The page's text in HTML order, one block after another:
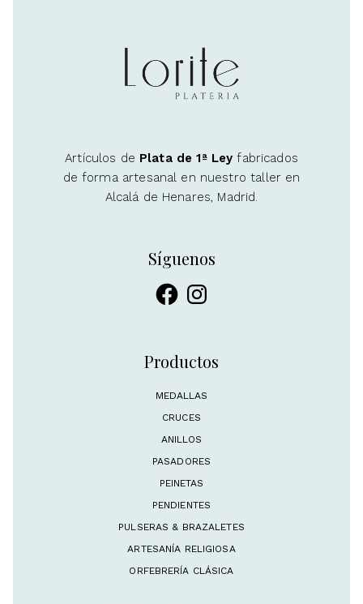
Artículos de Plata de 1ª Ley fabricados
de forma artesanal en nuestro taller en
Alcalá de Henares, Madrid.
Síguenos
FacebookInstagram
Productos
MEDALLAS
CRUCES
ANILLOS
PASADORES
PEINETAS
PENDIENTES
PULSERAS & BRAZALETES
ARTESANÍA RELIGIOSA
ORFEBRERÍA CLÁSICA